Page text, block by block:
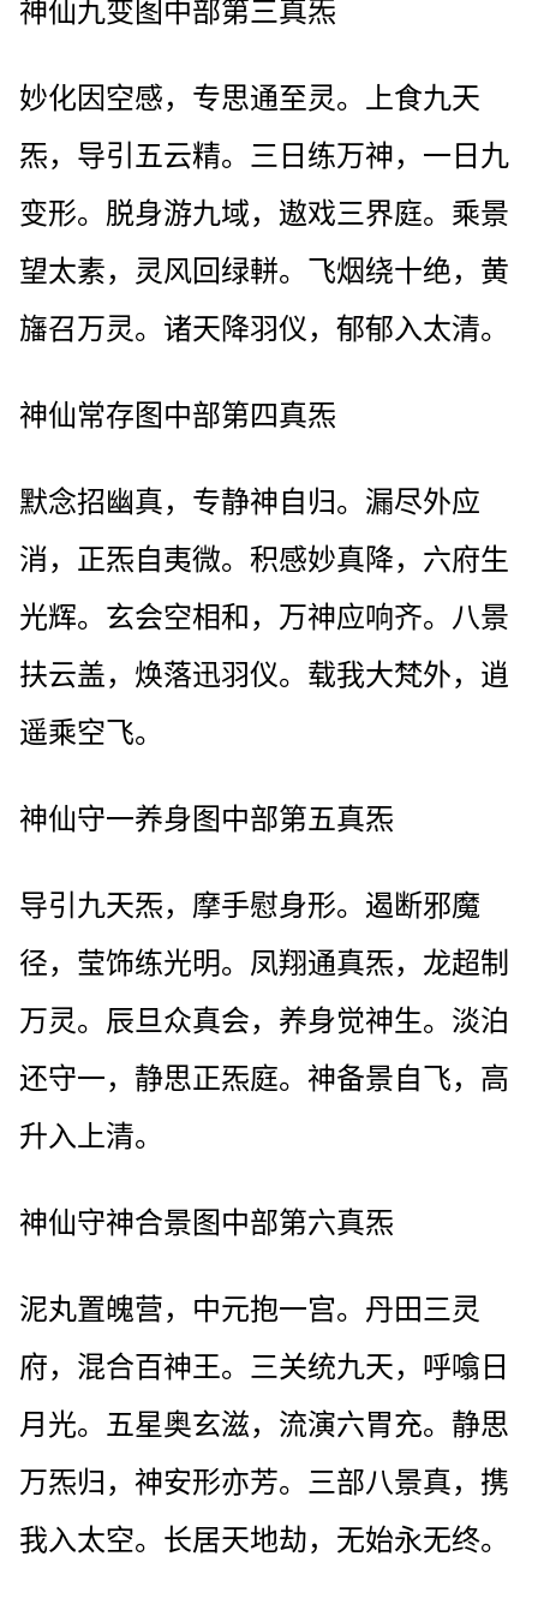
神仙九变图中部第三真炁
妙化因空感，专思通至灵。上食九天
炁，导引五云精。三日练万神，一日九
变形。脱身游九域，遨戏三界庭。乘景
望太素，灵风回绿軿。飞烟绕十绝，黄
旛召万灵。诸天降羽仪，郁郁入太清。
神仙常存图中部第四真炁
默念招幽真，专静神自归。漏尽外应
消，正炁自夷微。积感妙真降，六府生
光辉。玄会空相和，万神应响齐。八景
扶云盖，焕落迅羽仪。载我大梵外，逍
遥乘空飞。
神仙守一养身图中部第五真炁
导引九天炁，摩手慰身形。遏断邪魔
径，莹饰练光明。凤翔通真炁，龙超制
万灵。辰旦众真会，养身觉神生。淡泊
还守一，静思正炁庭。神备景自飞，高
升入上清。
神仙守神合景图中部第六真炁
泥丸置魄营，中元抱一宫。丹田三灵
府，混合百神王。三关统九天，呼噏日
月光。五星奥玄滋，流演六胃充。静思
万炁归，神安形亦芳。三部八景真，携
我入太空。长居天地劫，无始永无终。